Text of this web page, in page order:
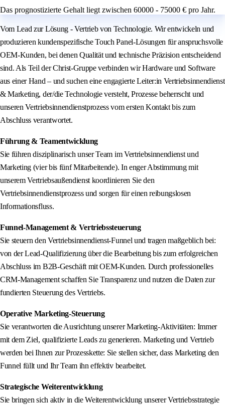
Das prognostizierte Gehalt liegt zwischen 60000 - 75000 € pro Jahr.
Vom Lead zur Lösung - Vertrieb von Technologie. Wir entwickeln und
produzieren kundenspezifische Touch Panel-Lösungen für anspruchsvolle
OEM-Kunden, bei denen Qualität und technische Präzision entscheidend
sind. Als Teil der Christ-Gruppe verbinden wir Hardware und Software
aus einer Hand – und suchen eine engagierte Leiter:in Vertriebsinnendienst
& Marketing, der/die Technologie versteht, Prozesse beherrscht und
unseren Vertriebsinnendienstprozess vom ersten Kontakt bis zum
Abschluss verantwortet.
Führung & Teamentwicklung
Sie führen disziplinarisch unser Team im Vertriebsinnendienst und
Marketing (vier bis fünf Mitarbeitende). In enger Abstimmung mit
unserem Vertriebsaußendienst koordinieren Sie den
Vertriebsinnendienstprozess und sorgen für einen reibungslosen
Informationsfluss.
Funnel-Management & Vertriebssteuerung
Sie steuern den Vertriebsinnendienst-Funnel und tragen maßgeblich bei:
von der Lead-Qualifizierung über die Bearbeitung bis zum erfolgreichen
Abschluss im B2B-Geschäft mit OEM-Kunden. Durch professionelles
CRM-Management schaffen Sie Transparenz und nutzen die Daten zur
fundierten Steuerung des Vertriebs.
Operative Marketing-Steuerung
Sie verantworten die Ausrichtung unserer Marketing-Aktivitäten: Immer
mit dem Ziel, qualifizierte Leads zu generieren. Marketing und Vertrieb
werden bei Ihnen zur Prozesskette: Sie stellen sicher, dass Marketing den
Funnel füllt und Ihr Team ihn effektiv bearbeitet.
Strategische Weiterentwicklung
Sie bringen sich aktiv in die Weiterentwicklung unserer Vertriebsstrategie